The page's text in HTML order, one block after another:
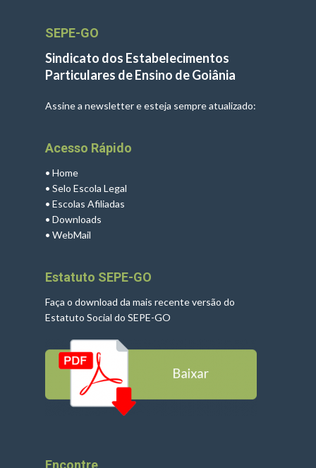
SEPE-GO
Sindicato dos Estabelecimentos
Particulares de Ensino de Goiânia
Assine a newsletter e esteja sempre atualizado:
Acesso Rápido
• Home
• Selo Escola Legal
• Escolas Afiliadas
• Downloads
• WebMail
Estatuto SEPE-GO
Faça o download da mais recente versão do
Estatuto Social do SEPE-GO
Encontre